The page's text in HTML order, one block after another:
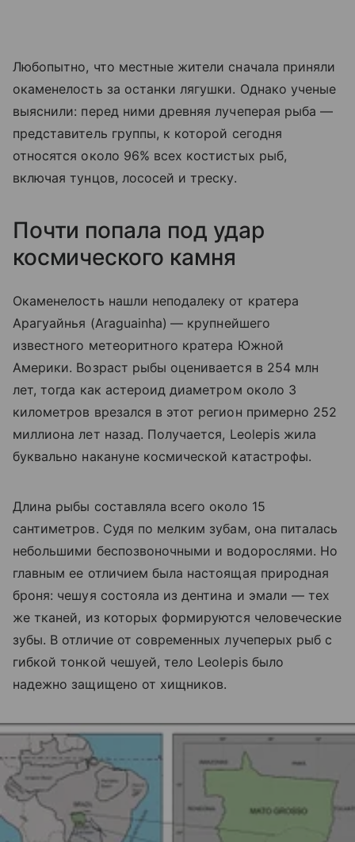
Любопытно, что местные жители сначала приняли
окаменелость за останки лягушки. Однако ученые
выяснили: перед ними древняя лучеперая рыба —
представитель группы, к которой сегодня
относятся около 96% всех костистых рыб,
включая тунцов, лососей и треску.
Почти попала под удар
космического камня
Окаменелость нашли неподалеку от кратера
Арагуайнья (Araguainha) — крупнейшего
известного метеоритного кратера Южной
Америки. Возраст рыбы оценивается в 254 млн
лет, тогда как астероид диаметром около 3
километров врезался в этот регион примерно 252
миллиона лет назад. Получается, Leolepis жила
буквально накануне космической катастрофы.
Длина рыбы составляла всего около 15
сантиметров. Судя по мелким зубам, она питалась
небольшими беспозвоночными и водорослями. Но
главным ее отличием была настоящая природная
броня: чешуя состояла из дентина и эмали — тех
же тканей, из которых формируются человеческие
зубы. В отличие от современных лучеперых рыб с
гибкой тонкой чешуей, тело Leolepis было
надежно защищено от хищников.